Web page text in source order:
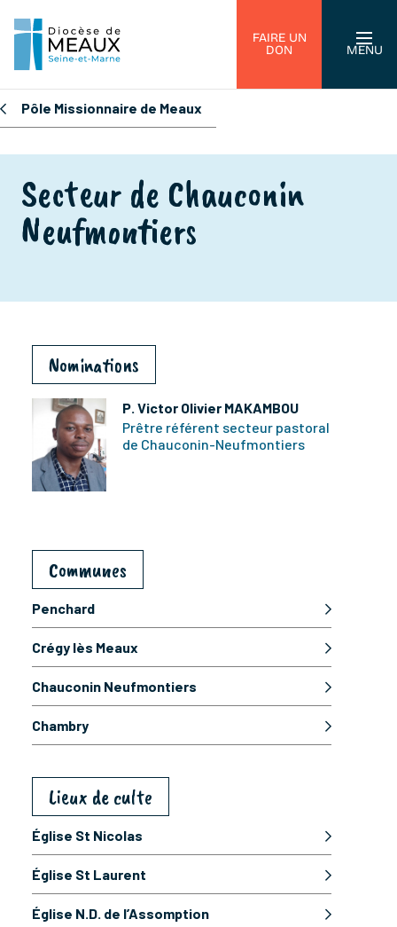
FAIRE UN
DON
MENU
Pôle Missionnaire de Meaux
Secteur de Chauconin
Neufmontiers
Nominations
P. Victor Olivier MAKAMBOU
Prêtre référent secteur pastoral
de Chauconin-Neufmontiers
Communes
Penchard
Crégy lès Meaux
Chauconin Neufmontiers
Chambry
Lieux de culte
Église St Nicolas
Église St Laurent
Église N.D. de l’Assomption